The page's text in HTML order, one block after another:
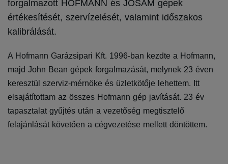
forgalmazott HOFMANN és JOSAM gépek
értékesítését, szervízelését, valamint időszakos
kalibrálását.
A Hofmann Garázsipari Kft. 1996-ban kezdte a Hofmann,
majd John Bean gépek forgalmazását, melynek 23 éven
keresztül szerviz-mérnöke és üzletkötője lehettem. Itt
elsajátítottam az összes Hofmann gép javítását. 23 év
tapasztalat gyűjtés után a vezetőség megtisztelő
felajánlását követően a cégvezetése mellett döntöttem.